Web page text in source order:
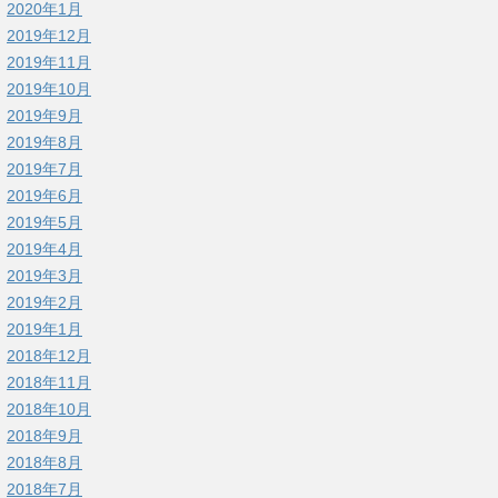
2020年1月
2019年12月
2019年11月
2019年10月
2019年9月
2019年8月
2019年7月
2019年6月
2019年5月
2019年4月
2019年3月
2019年2月
2019年1月
2018年12月
2018年11月
2018年10月
2018年9月
2018年8月
2018年7月